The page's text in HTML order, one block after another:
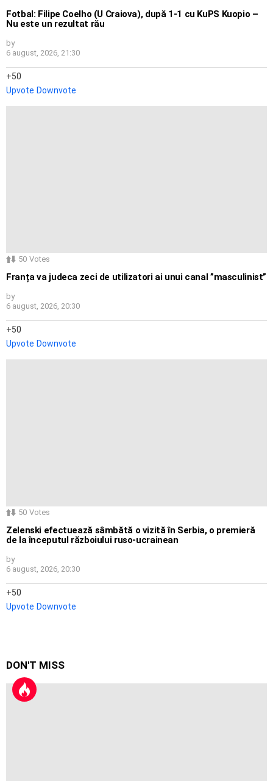
Fotbal: Filipe Coelho (U Craiova), după 1-1 cu KuPS Kuopio –
Nu este un rezultat rău
by
6 august, 2026, 21:30
50
Upvote Downvote
50 Votes
Franța va judeca zeci de utilizatori ai unui canal ”masculinist”
by
6 august, 2026, 20:30
50
Upvote Downvote
50 Votes
Zelenski efectuează sâmbătă o vizită în Serbia, o premieră
de la începutul războiului ruso-ucrainean
by
6 august, 2026, 20:30
50
Upvote Downvote
DON'T MISS